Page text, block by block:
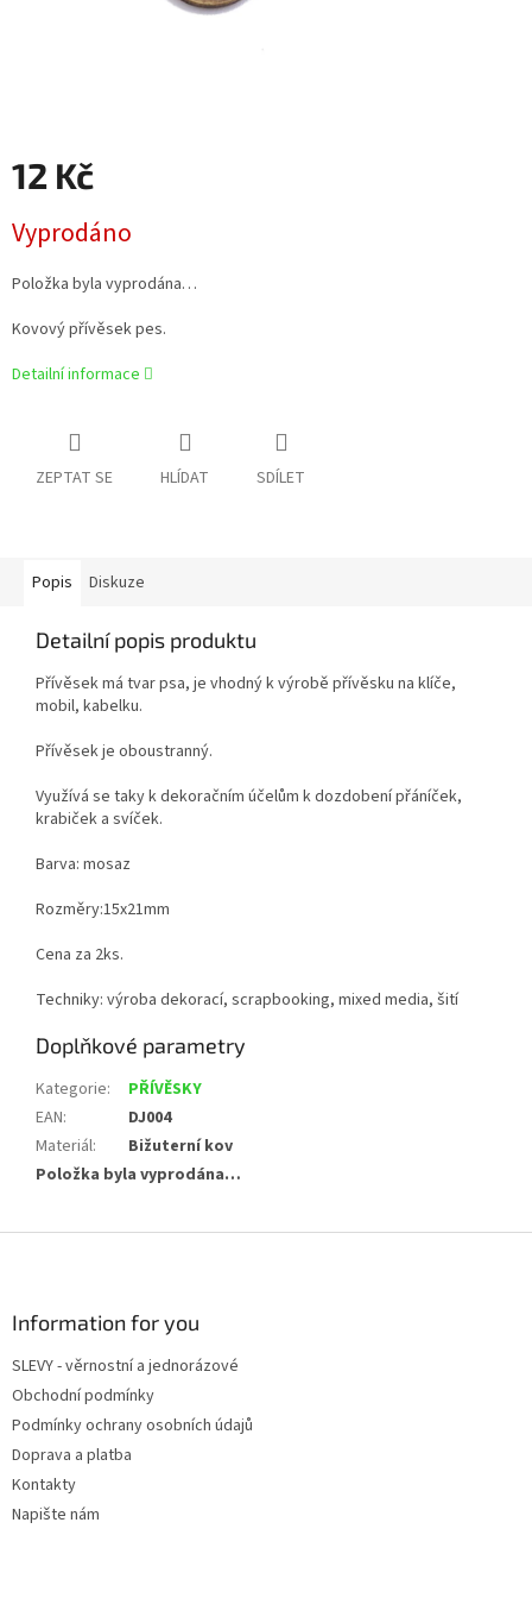
12 Kč
cena:
Vyprodáno
Položka byla vyprodána…
Kovový přívěsek pes.
Detailní informace
ZEPTAT SE HLÍDAT SDÍLET
Popis Diskuze
Detailní popis produktu
Přívěsek má tvar psa, je vhodný k výrobě přívěsku na klíče,
mobil, kabelku.
Přívěsek je oboustranný.
Využívá se taky k dekoračním účelům k dozdobení přáníček,
krabiček a svíček.
Barva: mosaz
Rozměry:15x21mm
Cena za 2ks.
Techniky: výroba dekorací, scrapbooking, mixed media, šití
Doplňkové parametry
Kategorie:
PŘÍVĚSKY
EAN:
DJ004
Materiál:
Bižuterní kov
Položka byla vyprodána…
Information for you
SLEVY - věrnostní a jednorázové
Obchodní podmínky
Podmínky ochrany osobních údajů
Doprava a platba
Kontakty
Napište nám